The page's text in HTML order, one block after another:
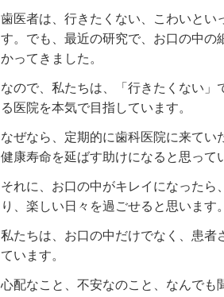
歯医者は、行きたくない、こわいとい
す。 でも、最近の研究で、お口の中の
かってきました。
なので、私たちは、「行きたくない
る医院を本気で目指しています。
なぜなら、定期的に歯科医院に来て
健康寿命を延ばす助けになると思って
それに、お口の中がキレイになったら
り、楽しい日々を過ごせると思います。
私たちは、 お口の中だけでなく、患者
ています。
心配なこと、不安なのこと、なんでも